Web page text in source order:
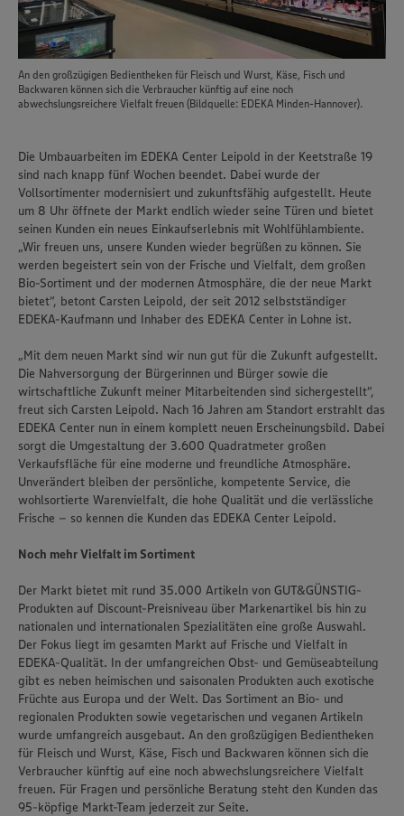
An den großzügigen Bedientheken für Fleisch und Wurst, Käse, Fisch und
Backwaren können sich die Verbraucher künftig auf eine noch
abwechslungsreichere Vielfalt freuen (Bildquelle: EDEKA Minden-Hannover).
Die Umbauarbeiten im EDEKA Center Leipold in der Keetstraße 19
sind nach knapp fünf Wochen beendet. Dabei wurde der
Vollsortimenter modernisiert und zukunftsfähig aufgestellt. Heute
um 8 Uhr öffnete der Markt endlich wieder seine Türen und bietet
seinen Kunden ein neues Einkaufserlebnis mit Wohlfühlambiente.
„Wir freuen uns, unsere Kunden wieder begrüßen zu können. Sie
werden begeistert sein von der Frische und Vielfalt, dem großen
Bio-Sortiment und der modernen Atmosphäre, die der neue Markt
bietet“, betont Carsten Leipold, der seit 2012 selbstständiger
EDEKA-Kaufmann und Inhaber des EDEKA Center in Lohne ist.
„Mit dem neuen Markt sind wir nun gut für die Zukunft aufgestellt.
Die Nahversorgung der Bürgerinnen und Bürger sowie die
wirtschaftliche Zukunft meiner Mitarbeitenden sind sichergestellt“,
freut sich Carsten Leipold. Nach 16 Jahren am Standort erstrahlt das
EDEKA Center nun in einem komplett neuen Erscheinungsbild. Dabei
sorgt die Umgestaltung der 3.600 Quadratmeter großen
Verkaufsfläche für eine moderne und freundliche Atmosphäre.
Unverändert bleiben der persönliche, kompetente Service, die
wohlsortierte Warenvielfalt, die hohe Qualität und die verlässliche
Frische – so kennen die Kunden das EDEKA Center Leipold.
Noch mehr Vielfalt im Sortiment
Der Markt bietet mit rund 35.000 Artikeln von GUT&GÜNSTIG-
Produkten auf Discount-Preisniveau über Markenartikel bis hin zu
nationalen und internationalen Spezialitäten eine große Auswahl.
Der Fokus liegt im gesamten Markt auf Frische und Vielfalt in
EDEKA-Qualität. In der umfangreichen Obst- und Gemüseabteilung
gibt es neben heimischen und saisonalen Produkten auch exotische
Früchte aus Europa und der Welt. Das Sortiment an Bio- und
regionalen Produkten sowie vegetarischen und veganen Artikeln
wurde umfangreich ausgebaut. An den großzügigen Bedientheken
für Fleisch und Wurst, Käse, Fisch und Backwaren können sich die
Verbraucher künftig auf eine noch abwechslungsreichere Vielfalt
freuen. Für Fragen und persönliche Beratung steht den Kunden das
95-köpfige Markt-Team jederzeit zur Seite.